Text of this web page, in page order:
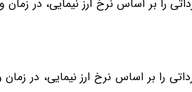
را بر اساس نرخ ارز نیمایی، در
را بر اساس نرخ ارز نیمایی، در